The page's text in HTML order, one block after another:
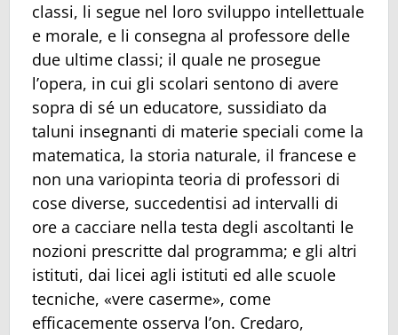
classi, li segue nel loro sviluppo intellettuale
e morale, e li consegna al professore delle
due ultime classi; il quale ne prosegue
l’opera, in cui gli scolari sentono di avere
sopra di sé un educatore, sussidiato da
taluni insegnanti di materie speciali come la
matematica, la storia naturale, il francese e
non una variopinta teoria di professori di
cose diverse, succedentisi ad intervalli di
ore a cacciare nella testa degli ascoltanti le
nozioni prescritte dal programma; e gli altri
istituti, dai licei agli istituti ed alle scuole
tecniche, «vere caserme», come
efficacemente osserva l’on. Credaro,